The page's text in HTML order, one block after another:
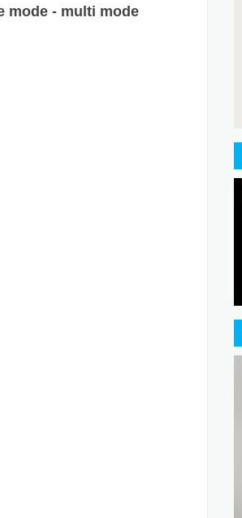
mode - multi mode